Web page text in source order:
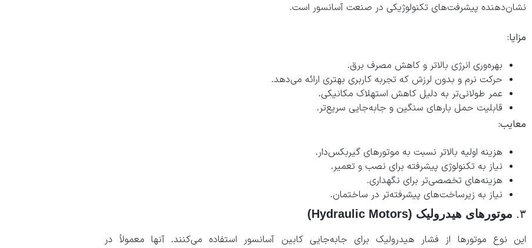
نشان‌دهنده پیشرفت‌های تکنولوژیکی در صنعت آسانسور است.
مزایا:
بهره‌وری انرژی بالاتر و کاهش مصرف برق.
حرکت نرم و بدون لرزش که تجربه کاربری بهتری ارائه می‌دهد.
عمر طولانی‌تر به دلیل کاهش استهلاک مکانیکی.
قابلیت حمل بارهای سنگین و جابه‌جایی سریع‌تر.
معایب:
هزینه اولیه بالاتر نسبت به موتورهای گیربکس‌دار.
نیاز به تکنولوژی پیشرفته برای نصب و تعمیر.
هزینه‌های تخصصی‌تر برای نگهداری.
نیاز به زیرساخت‌های پیشرفته‌تر در ساختمان.
۳. موتورهای هیدرولیک (Hydraulic Motors)
این نوع موتورها از فشار هیدرولیک برای جابه‌جایی کابین آسانسور استفاده می‌کنند. آنها معمولاً در